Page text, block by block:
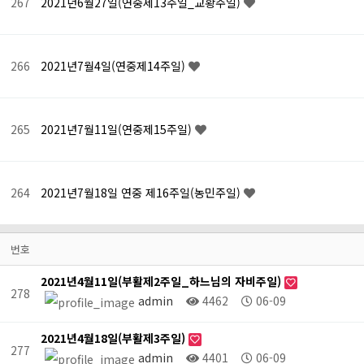
266 2021년7월4일(연중제14주일)
265 2021년7월11일(연중제15주일)
264 2021년7월18일 연중 제16주일(농민주일)
번호
278
2021년4월11일(부활제2주일_하느님의 자비주일)
admin
4462 06-09
277
2021년4월18일(부활제3주일)
admin
4401 06-09